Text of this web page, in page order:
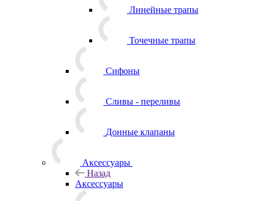
Линейные трапы
Точечные трапы
Сифоны
Сливы - переливы
Донные клапаны
Аксессуары
Назад
Аксессуары